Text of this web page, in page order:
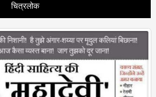
चित्रलोक